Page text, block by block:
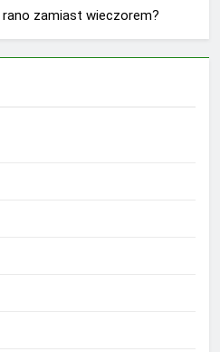
zamiast wieczorem?